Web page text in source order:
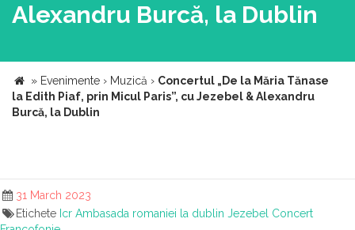
Alexandru Burcă, la Dublin
» Evenimente › Muzică › Concertul „De la Măria Tănase
la Edith Piaf, prin Micul Paris”, cu Jezebel & Alexandru
Burcă, la Dublin
31 March 2023
Etichete Icr Ambasada romaniei la dublin Jezebel Concert